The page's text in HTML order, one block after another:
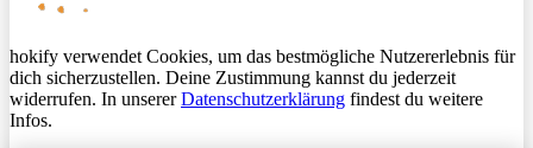
hokify verwendet Cookies, um das bestmögliche Nutzererlebnis für
dich sicherzustellen. Deine Zustimmung kannst du jederzeit
widerrufen. In unsererDatenschutzerklärung findest du weitere
Infos.